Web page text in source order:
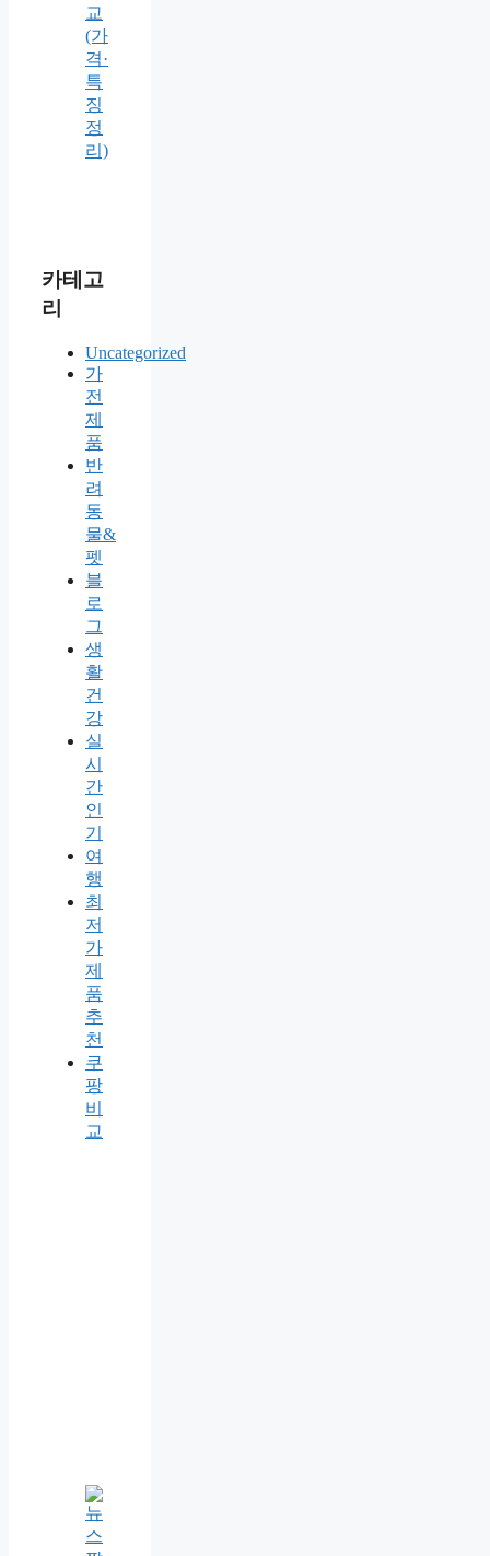
교
(가
격·
특
징
정
리)
카테고
리
Uncategorized
가
전
제
품
반
려
동
물&
펫
블
로
그
생
활
건
강
실
시
간
인
기
여
행
최
저
가
제
품
추
천
쿠
팡
비
교